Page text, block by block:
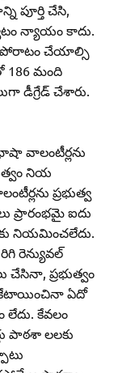
పూర్తి చేసి,
న్యాయం కాదు.
పోరాటం చేయాల్సి
186 మంది
డీగ్రేడ్‌ చేశారు.
వాలంటీర్లను
నియ
ప్రభుత్వ
ప్రారంభమై ఐదు
నియమించలేదు.
రెన్యువల్‌
ప్రభుత్వం
కేటాయించినా ఏదో
లేదు. కేవలం
పాఠశా లలకు